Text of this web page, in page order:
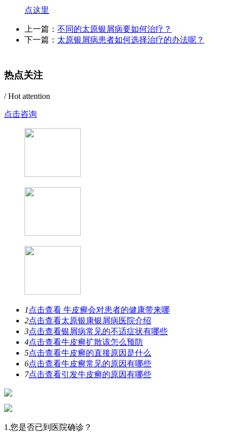
点这里
上一篇： 不同的太原银屑病要如何治疗？
下一篇： 太原银屑病患者如何选择治疗的办法呢？
热点关注
/ Hot attention
点击咨询
1 点击查看 牛皮癣会对患者的健康带来哪
2点击查看太原银康银屑病医院介绍
3点击查看银屑病常见的不适症状有哪些
4点击查看牛皮癣扩散该怎么预防
5点击查看牛皮癣的直接原因是什么
6点击查看牛皮癣常见的原因有哪些
7点击查看引发牛皮癣的原因有哪些
1.您是否已到医院确诊？